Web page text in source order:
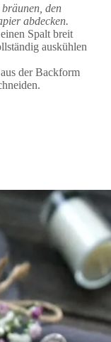
den
abdecken.
Spalt breit
auskühlen
der Backform